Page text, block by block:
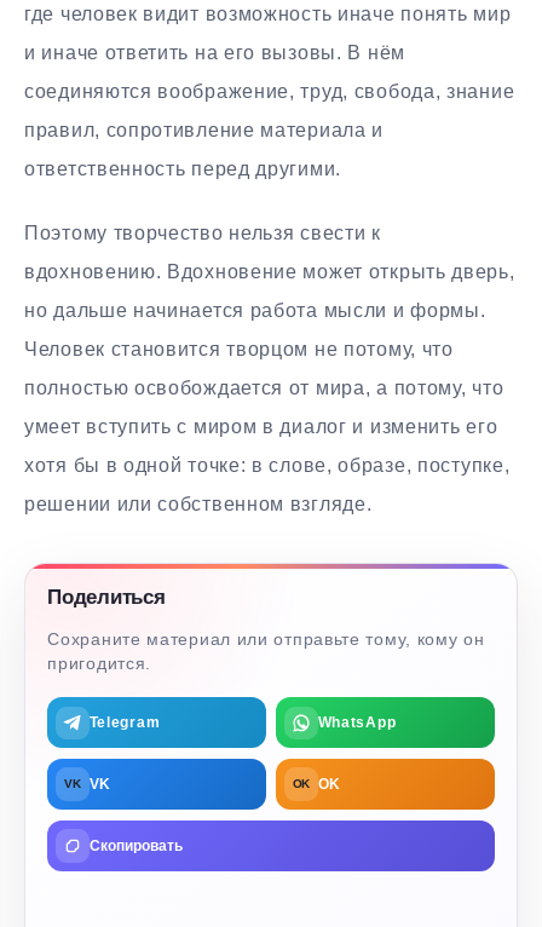
где человек видит возможность иначе понять мир
и иначе ответить на его вызовы. В нём
соединяются воображение, труд, свобода, знание
правил, сопротивление материала и
ответственность перед другими.
Поэтому творчество нельзя свести к
вдохновению. Вдохновение может открыть дверь,
но дальше начинается работа мысли и формы.
Человек становится творцом не потому, что
полностью освобождается от мира, а потому, что
умеет вступить с миром в диалог и изменить его
хотя бы в одной точке: в слове, образе, поступке,
решении или собственном взгляде.
Поделиться
Сохраните материал или отправьте тому, кому он
пригодится.
Telegram WhatsApp
VK VK OK OK
Скопировать